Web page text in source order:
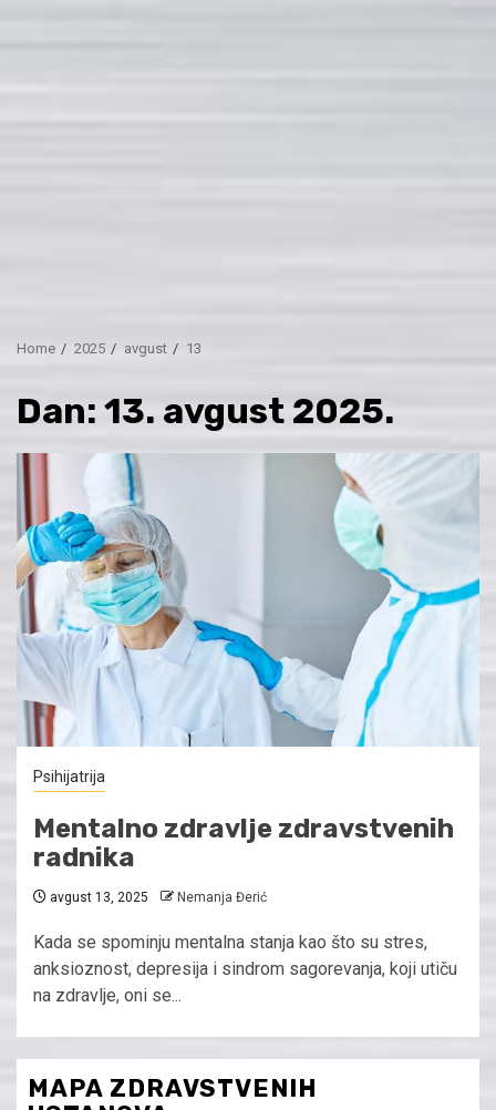
Home 2025 avgust 13
Dan: 13. avgust 2025.
Psihijatrija
Mentalno zdravlje zdravstvenih
radnika
avgust 13, 2025 Nemanja Đerić
Kada se spominju mentalna stanja kao što su stres,
anksioznost, depresija i sindrom sagorevanja, koji utiču
na zdravlje, oni se...
MAPA ZDRAVSTVENIH